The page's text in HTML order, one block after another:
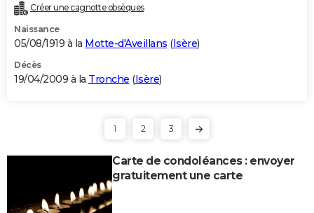
Créer une cagnotte obsèques
Naissance
05/08/1919 à la Motte-d'Aveillans (Isère)
Décès
19/04/2009 à la Tronche (Isère)
1 2 3
Carte de condoléances : envoyer
gratuitement une carte